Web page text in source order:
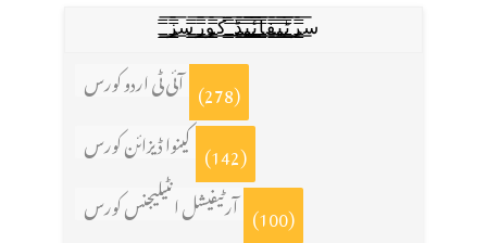
س̳̿͟͞ر̳̿͟͞ٹ̳̿͟͞ی̳̿͟͞ف̳̿͟͞ا̳̿͟͞ي̳̳̿ٔ̿͟͟͞͞ی̳̿͟͞ڈ̳̿͟͞ ̳̿͟͞ک̳̿͟͞و̳̿͟͞ر̳̿͟͞س̳̿͟͞ز̳̿͟͞
آئی ٹی اردو کورس (278)
کینوا ڈیزائن کورس (142)
آرٹیفیشل انٹیلیجنس کورس (100)